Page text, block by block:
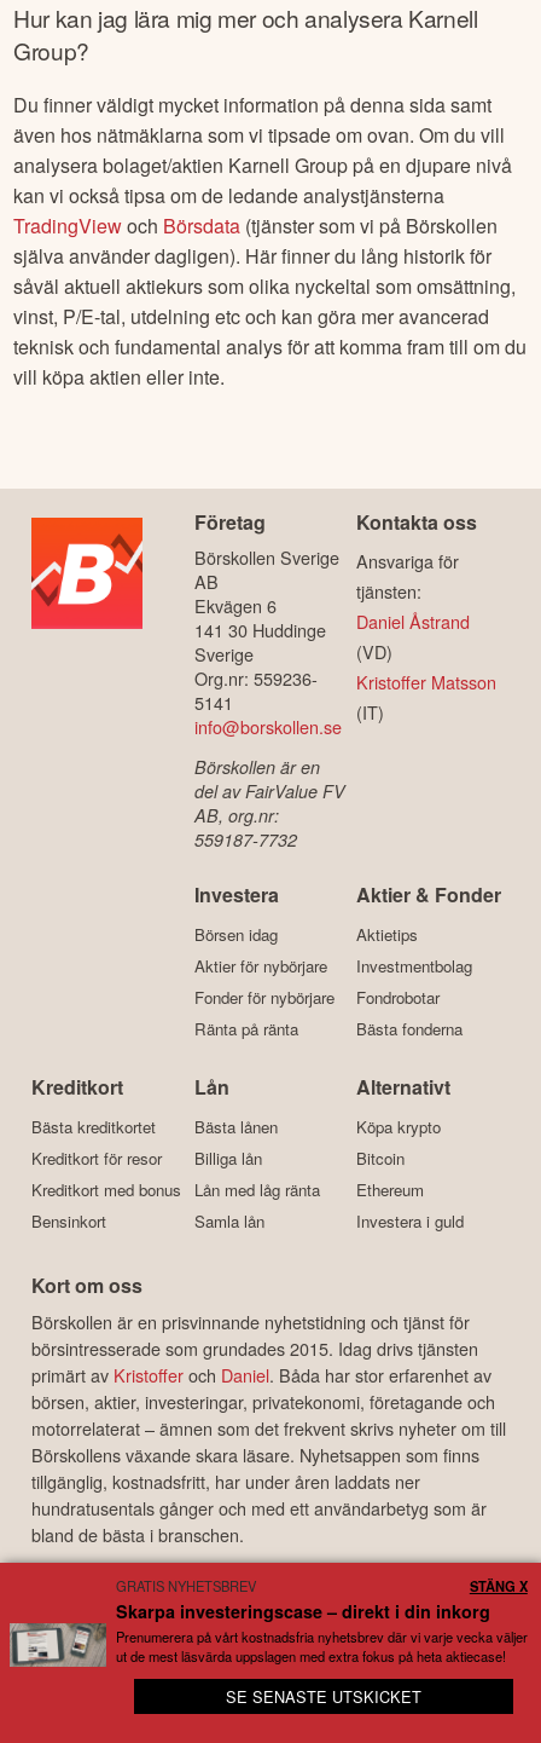
Hur kan jag lära mig mer och analyseraKarnell
Group?
Du finner väldigt mycket information på denna sida samt
även hos nätmäklarna som vi tipsade om ovan. Om du vill
analysera bolaget/aktien Karnell Group på en djupare nivå
kan vi också tipsa om de ledande analystjänsterna
TradingViewoch Börsdata (tjänster som vi på Börskollen
själva använder dagligen). Här finner du lång historik för
såväl aktuell aktiekurs som olika nyckeltal som omsättning,
vinst, P/E-tal, utdelning etc och kan göra mer avancerad
teknisk och fundamental analys för att komma fram till om du
vill köpa aktien eller inte.
Företag
Börskollen Sverige
AB
Ekvägen 6
141 30 Huddinge
Sverige
Org.nr: 559236-
5141
info@borskollen.se
Börskollen är en
del av FairValue FV
AB, org.nr:
559187-7732
Kontakta oss
Ansvariga för
tjänsten:
Daniel Åstrand
(VD)
Kristoffer Matsson
(IT)
Investera
Börsen idag
Aktier för nybörjare
Fonder för nybörjare
Ränta på ränta
Aktier & Fonder
Aktietips
Investmentbolag
Fondrobotar
Bästa fonderna
Kreditkort
Bästa kreditkortet
Kreditkort för resor
Kreditkort med bonus
Bensinkort
Lån
Bästa lånen
Billiga lån
Lån med låg ränta
Samla lån
Alternativt
Köpa krypto
Bitcoin
Ethereum
Investera i guld
Kort om oss
Börskollen är en prisvinnande nyhetstidning och tjänst för
börsintresserade som grundades 2015. Idag drivs tjänsten
primärt av Kristofferoch Daniel. Båda har stor erfarenhet av
börsen, aktier, investeringar, privatekonomi, företagande och
motorrelaterat – ämnen som det frekvent skrivs nyheter om till
Börskollens växande skara läsare. Nyhetsappen som finns
tillgänglig, kostnadsfritt, har under åren laddats ner
hundratusentals gånger och med ett användarbetyg som är
bland de bästa i branschen.
Börskollen Sverige AB ("Börskollen") är inte finansiella rådgivare, står inte under
finansinspektionens tillsyn och ger inga råd till dig. Detta innebär att
investeringsbeslut baserade på information som direkt eller indirekt härrörande
självständigt av investeraren. Börskollen frånsäger sig allt ansvar för eventuell
förlust eller skada av vad slag det må vara som grundar sig på användandet av
😊 Full koll på snacket kring dina bolag
GRATIS NYHETSBREV
Skarpa investeringscase – direkt i din inkorg
Prenumerera på vårt kostnadsfria nyhetsbrev där vi varje vecka väljer
ut de mest läsvärda uppslagen med extra fokus på heta aktiecase!
SE SENASTE UTSKICKET
STÄNG X